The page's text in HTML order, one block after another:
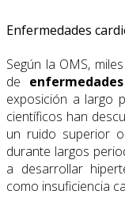
Enfermedades
Según la OMS,
de
exposición a largo
científicos han
un ruido superior
durante largos
a desarrollar
como insuficiencia